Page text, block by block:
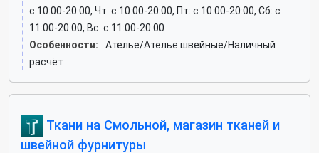
c 10:00-20:00, Чт: c 10:00-20:00, Пт: c 10:00-20:00, Сб: c
11:00-20:00, Вс: c 11:00-20:00
Особенности:
Ателье/Ателье швейные/Наличный
расчёт
Ткани на Смольной, магазин тканей и
швейной фурнитуры